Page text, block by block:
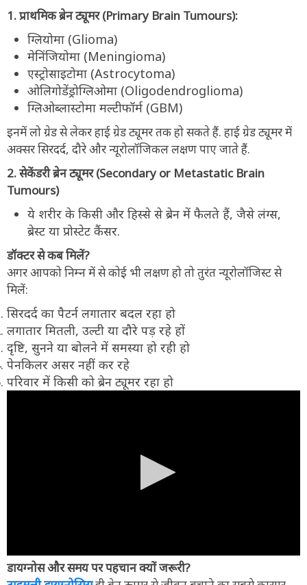
1. प्राथमिक ब्रेन ट्यूमर (Primary Brain Tumours):
ग्लियोमा (Glioma)
मेनिंजियोमा (Meningioma)
एस्ट्रोसाइटोमा (Astrocytoma)
ओलिगोडेंड्रोग्लिओमा (Oligodendroglioma)
ग्लिओब्लास्टोमा मल्टीफॉर्म (GBM)
इनमें लो ग्रेड से लेकर हाई ग्रेड ट्यूमर तक हो सकते हैं. हाई ग्रेड ट्यूमर में
अक्सर सिरदर्द, दौरे और न्यूरोलॉजिकल लक्षण पाए जाते हैं.
2. सेकेंडरी ब्रेन ट्यूमर (Secondary or Metastatic Brain
Tumours)
ये शरीर के किसी और हिस्से से ब्रेन में फैलते हैं, जैसे लंग्स,
ब्रेस्ट या प्रोस्टेट कैंसर.
डॉक्टर से कब मिलें?
अगर आपको निम्न में से कोई भी लक्षण हो तो तुरंत न्यूरोलॉजिस्ट से
मिलें:
सिरदर्द का पैटर्न लगातार बदल रहा हो
लगातार मितली, उल्टी या दौरे पड़ रहे हों
दृष्टि, सुनने या बोलने में समस्या हो रही हो
पेनकिलर असर नहीं कर रहे
परिवार में किसी को ब्रेन ट्यूमर रहा हो
डायग्नोस और समय पर पहचान क्यों जरूरी?